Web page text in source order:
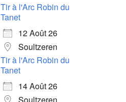
Tir à l'Arc Robin du
Tanet
12 Août 26
Soultzeren
Tir à l'Arc Robin du
Tanet
14 Août 26
Soultzeren